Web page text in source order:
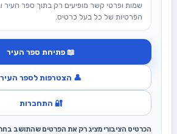
שמות ופרטי קשר מופיעים רק בתוך ספר
הפרטיות של כל בעל כרטיס.
📖 פתיחת ספר העיר
👤 הצטרפות לספר העיר
🔐 התחברות
הכרטיס הציבורי מציג רק את הפרטים שהתושב